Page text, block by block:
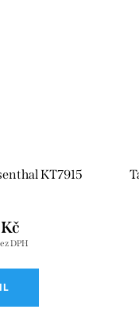
KT7915
DPH